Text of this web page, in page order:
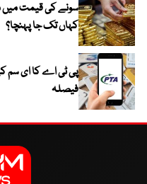
سونے کی قیمت میں
کہاں تک جا پہنچا؟
پی ٹی اے کا ای سم
فیصلہ